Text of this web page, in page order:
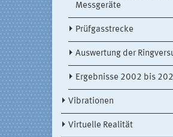
Messgeräte
Prüfgasstrecke
Auswertung der
Ergebnisse 2002 bis
Vibrationen
Virtuelle Realität